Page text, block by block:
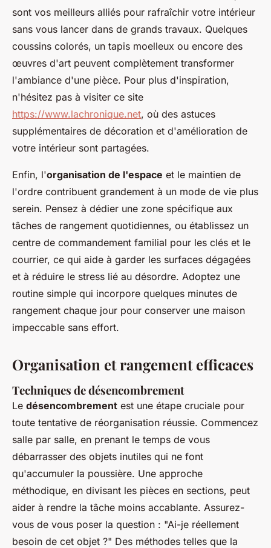
sont vos meilleurs alliés pour rafraîchir votre intérieur
sans vous lancer dans de grands travaux. Quelques
coussins colorés, un tapis moelleux ou encore des
œuvres d'art peuvent complètement transformer
l'ambiance d'une pièce. Pour plus d'inspiration,
n'hésitez pas à visiter ce site
https://www.lachronique.net, où des astuces
supplémentaires de décoration et d'amélioration de
votre intérieur sont partagées.
Enfin, l'organisation de l'espace et le maintien de
l'ordre contribuent grandement à un mode de vie plus
serein. Pensez à dédier une zone spécifique aux
tâches de rangement quotidiennes, ou établissez un
centre de commandement familial pour les clés et le
courrier, ce qui aide à garder les surfaces dégagées
et à réduire le stress lié au désordre. Adoptez une
routine simple qui incorpore quelques minutes de
rangement chaque jour pour conserver une maison
impeccable sans effort.
Organisation et rangement efficaces
Techniques de désencombrement
Le désencombrement est une étape cruciale pour
toute tentative de réorganisation réussie. Commencez
salle par salle, en prenant le temps de vous
débarrasser des objets inutiles qui ne font
qu'accumuler la poussière. Une approche
méthodique, en divisant les pièces en sections, peut
aider à rendre la tâche moins accablante. Assurez-
vous de vous poser la question : "Ai-je réellement
besoin de cet objet ?" Des méthodes telles que la